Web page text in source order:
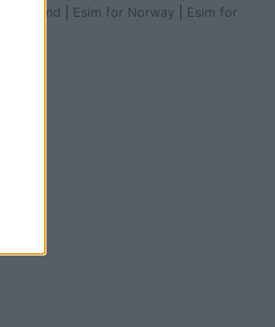
for Finland
Esim for Norway
Esim for